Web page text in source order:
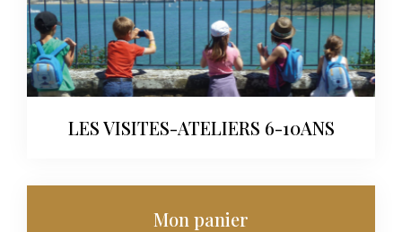
LES VISITES-ATELIERS 6-10ANS
Mon panier